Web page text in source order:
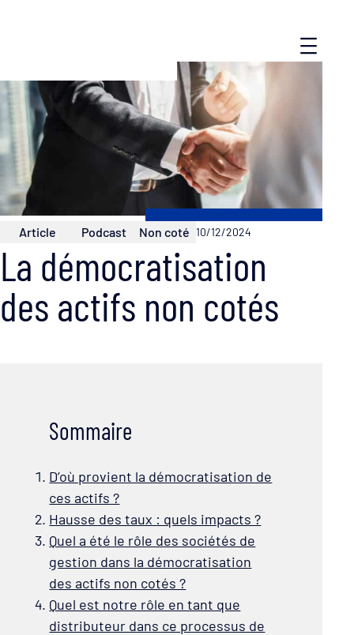
Article Podcast Non coté 10/12/2024
La démocratisation
des actifs non cotés
Sommaire
D’où provient la démocratisation de
ces actifs ?
Hausse des taux : quels impacts ?
Quel a été le rôle des sociétés de
gestion dans la démocratisation
des actifs non cotés ?
Quel est notre rôle en tant que
distributeur dans ce processus de